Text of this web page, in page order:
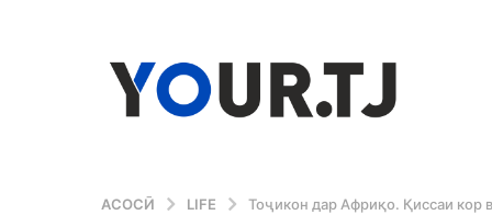
АСОСӢ LIFE Тоҷикон дар Африқо. Қиссаи кор